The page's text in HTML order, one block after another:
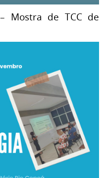
Mostra de TCC de